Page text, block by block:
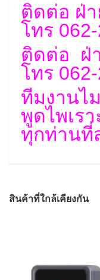
ติดต่อ ฝ่
โทร
ติดต่อ ฝ่
โทร
ทีมงานไ
พูดไพเร
ทุกท่านที่
สินค้าที่ใกล้เคียงกัน